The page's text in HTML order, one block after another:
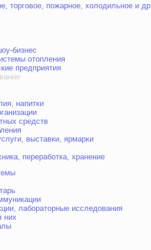
торговое, пожарное, холодильное и др.
бизнес
отопления
предприятия
напитки
средств
выставки, ярмарки
переработка, хранение
лабораторные исследования
них